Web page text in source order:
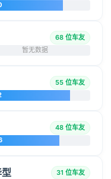
68 位车友
暂无数据
55 位车友
48 位车友
31 位车友